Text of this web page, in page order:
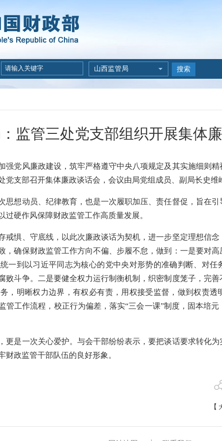
山西监管局 搜索
监管三处党支部组织开展集体
党风廉政建设，筑牢严格遵守中央八项规定及其实施细则精
党支部召开集体廉政谈话会，会议由局党组成员、副局长史维
想动员、纪律教育，也是一次履职加压、责任督促，旨在引
硬作风保障财政监管工作高质量发展。
惧、守底线，以此次廉政谈话为契机，进一步坚定理想信念
，确保财政监管工作方向不偏、步履不怠，做到：一是要对
一到以习近平同志为核心的党中央对形势的准确判断、对任
败斗争。二是要健全权力运行制衡机制，织密制度笼子，完
，明晰权力边界，有权必有责，用权接受监督，做到权责透
管工作流程，校正行为偏差，落实“三会一课”制度，固本培元
是一次关心爱护。与会干部纷纷表示，要把谈话要求转化为
政监管干部队伍的良好形象。
【